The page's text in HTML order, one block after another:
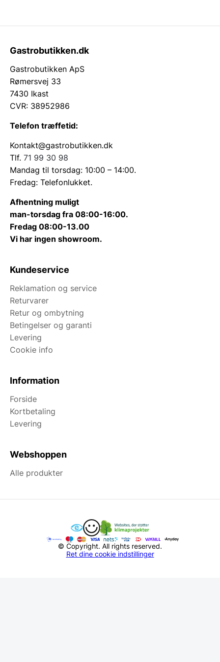
Gastrobutikken.dk
Gastrobutikken ApS
Rømersvej 33
7430 Ikast
CVR: 38952986
Telefon træffetid:
Kontakt@gastrobutikken.dk
Tlf. 71 99 30 98
Mandag til torsdag: 10:00 – 14:00.
Fredag: Telefonlukket.
Afhentning muligt
man-torsdag fra 08:00-16:00.
Fredag 08:00-13.00
Vi har ingen showroom.
Kundeservice
Reklamation og service
Returvarer
Retur og ombytning
Betingelser og garanti
Levering
Cookie info
Information
Forside
Kortbetaling
Levering
Webshoppen
Alle produkter
© Copyright. All rights reserved.
Ret dine cookie indstillinger